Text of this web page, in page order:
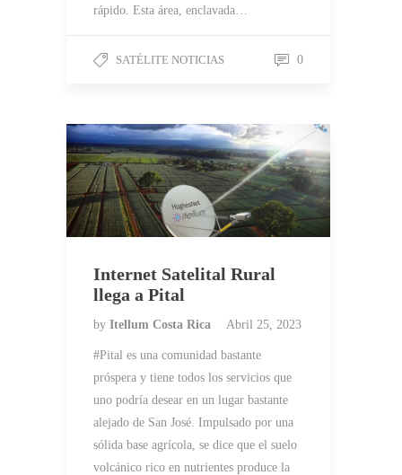
rápido. Esta área, enclavada…
SATÉLITE NOTICIAS 0
Internet Satelital Rural
llega a Pital
by Itellum Costa Rica Abril 25, 2023
#Pital es una comunidad bastante
próspera y tiene todos los servicios que
uno podría desear en un lugar bastante
alejado de San José. Impulsado por una
sólida base agrícola, se dice que el suelo
volcánico rico en nutrientes produce la